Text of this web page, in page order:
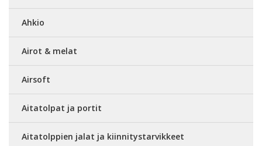
Ahkio
Airot & melat
Airsoft
Aitatolpat ja portit
Aitatolppien jalat ja kiinnitystarvikkeet